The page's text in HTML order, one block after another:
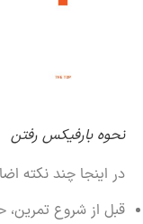
نحوه بارفیکس رفتن
در اینجا چند نکته
قبل از شروع تمرین،